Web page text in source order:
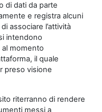
di dati da parte
e registra alcuni
associare l’attività
intendono
momento
il quale
preso visione
riterranno di rendere
messi a